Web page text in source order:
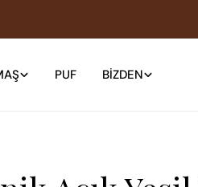
PUF BIZDEN